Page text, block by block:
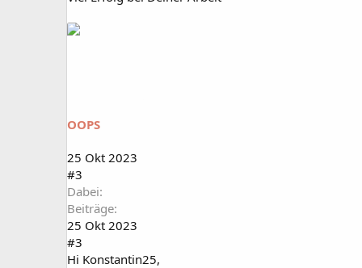
OOPS
25 Okt 2023
#3
Dabei
Beiträge
25 Okt 2023
#3
Hi Konstantin25,